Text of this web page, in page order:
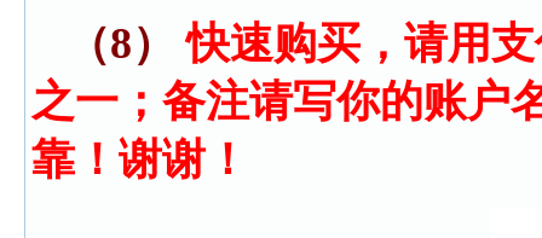
（8）快速购买，请用
之一；备注请写你的账户
靠！谢谢！